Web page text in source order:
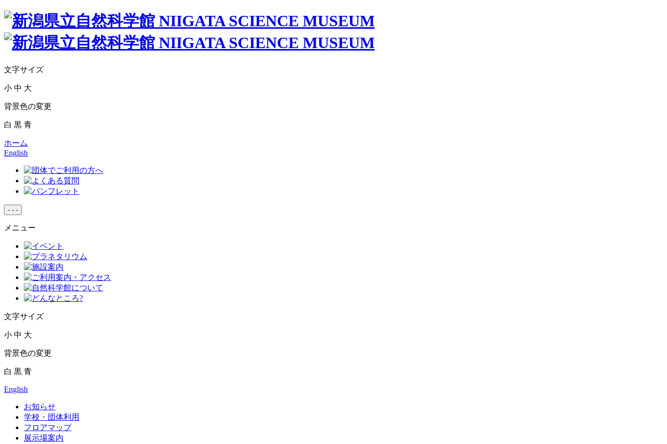
文字サイズ
小 中 大
背景色の変更
白 黒 青
ホーム
English
- - -
メニュー
文字サイズ
小 中 大
背景色の変更
白 黒 青
English
お知らせ
学校・団体利用
フロアマップ
展示場案内